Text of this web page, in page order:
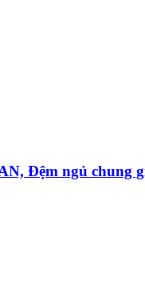
Đệm ngủ chung